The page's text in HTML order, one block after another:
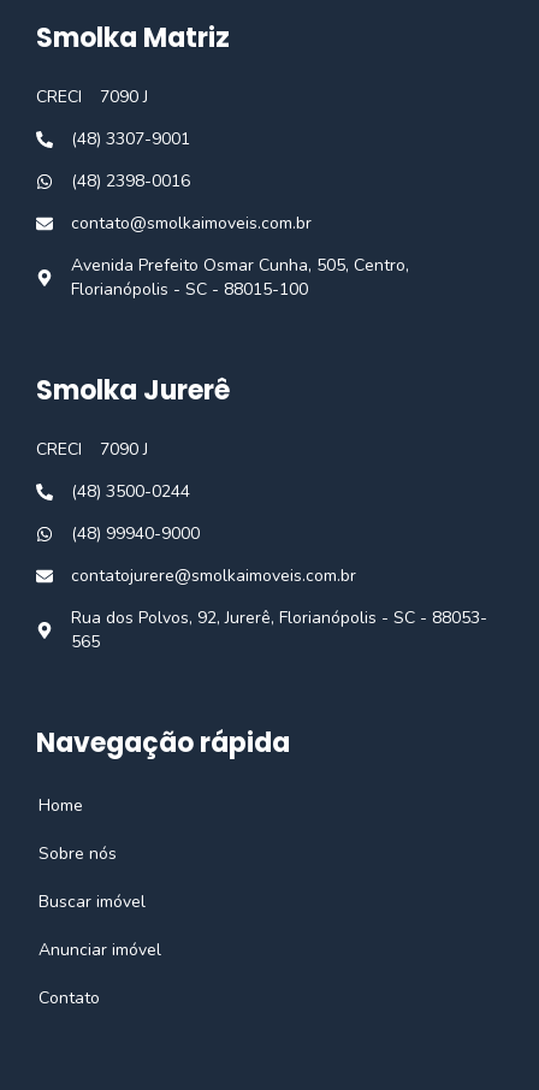
Smolka Matriz
CRECI
7090 J
(48) 3307-9001
(48) 2398-0016
contato@smolkaimoveis.com.br
Avenida Prefeito Osmar Cunha, 505, Centro,
Florianópolis - SC - 88015-100
Smolka Jurerê
CRECI
7090 J
(48) 3500-0244
(48) 99940-9000
contatojurere@smolkaimoveis.com.br
Rua dos Polvos, 92, Jurerê, Florianópolis - SC - 88053-
565
Navegação rápida
Home
Sobre nós
Buscar imóvel
Anunciar imóvel
Contato